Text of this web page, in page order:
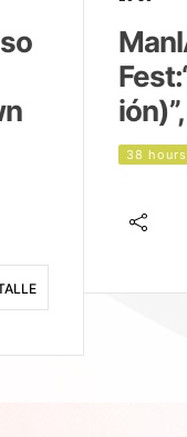
38 hours